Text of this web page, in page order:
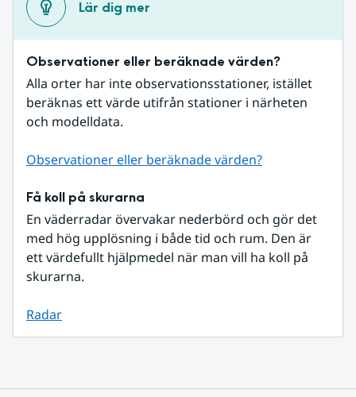
Lär dig mer
Observationer eller beräknade värden?
Alla orter har inte observationsstationer, istället
beräknas ett värde utifrån stationer i närheten
och modelldata.
Observationer eller beräknade värden?
Få koll på skurarna
En väderradar övervakar nederbörd och gör det
med hög upplösning i både tid och rum. Den är
ett värdefullt hjälpmedel när man vill ha koll på
skurarna.
Radar